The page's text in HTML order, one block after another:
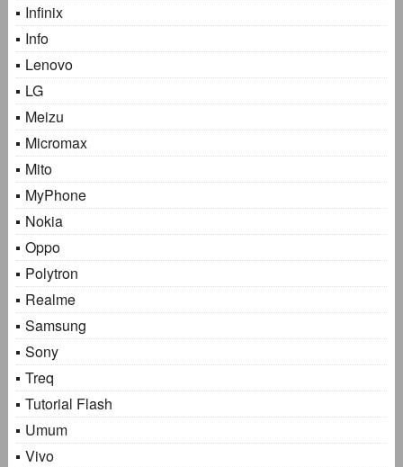
Infinix
Info
Lenovo
LG
Meizu
Micromax
Mito
MyPhone
Nokia
Oppo
Polytron
Realme
Samsung
Sony
Treq
Tutorial Flash
Umum
Vivo